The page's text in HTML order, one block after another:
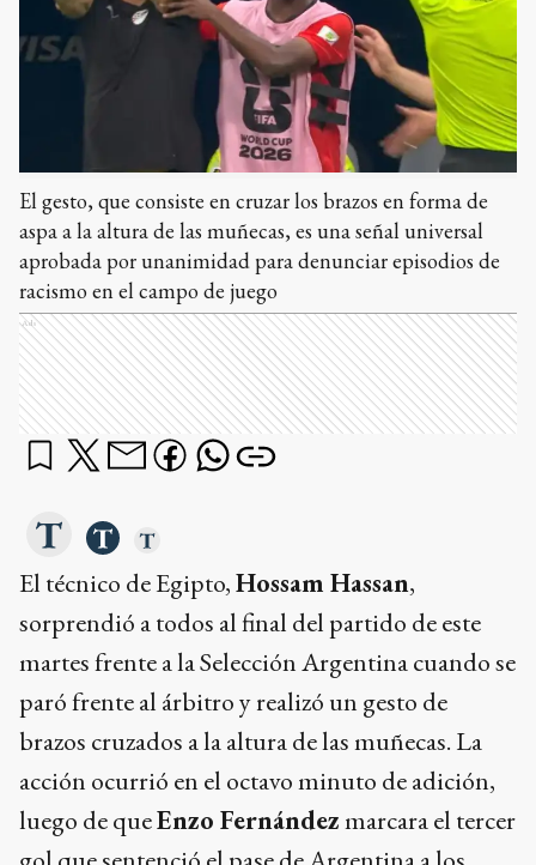
El gesto, que consiste en cruzar los brazos en forma de
aspa a la altura de las muñecas, es una señal universal
aprobada por unanimidad para denunciar episodios de
racismo en el campo de juego
Ads
El técnico de Egipto,Hossam Hassan,
sorprendió a todos al final del partido de este
martes frente a la Selección Argentina cuando se
paró frente al árbitro y realizó un gesto de
brazos cruzados a la altura de las muñecas. La
acción ocurrió en el octavo minuto de adición,
luego de queEnzo Fernándezmarcara el tercer